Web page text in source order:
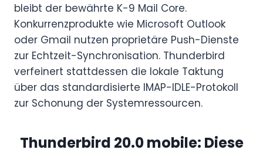
bleibt der bewährte K-9 Mail Core.
Konkurrenzprodukte wie Microsoft Outlook
oder Gmail nutzen proprietäre Push-Dienste
zur Echtzeit-Synchronisation. Thunderbird
verfeinert stattdessen die lokale Taktung
über das standardisierte IMAP-IDLE-Protokoll
zur Schonung der Systemressourcen.
Thunderbird 20.0 mobile: Diese